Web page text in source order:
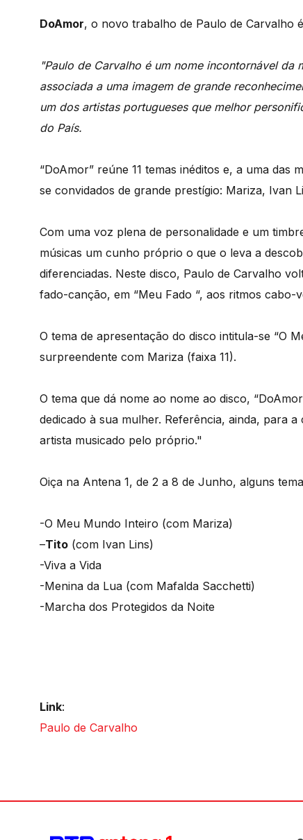
DoAmor, o novo trabalho de Paulo de Carvalho
"Paulo de Carvalho é um nome incontornável da
associada a uma imagem de grande
um dos artistas portugueses que melhor
do País.
“DoAmor” reúne 11 temas inéditos e, a uma
se convidados de grande prestígio: Mariza, Ivan
Com uma voz plena de personalidade e um
músicas um cunho próprio o que o leva a
diferenciadas. Neste disco, Paulo de Carvalho
fado-canção, em “Meu Fado “, aos ritmos cabo-
O tema de apresentação do disco intitula-se “O
surpreendente com Mariza (faixa 11).
O tema que dá nome ao nome ao disco,
dedicado à sua mulher. Referência, ainda, para
artista musicado pelo próprio."
Oiça na Antena 1, de 2 a 8 de Junho, alguns
-O Meu Mundo Inteiro (com Mariza)
–Tito (com Ivan Lins)
-Viva a Vida
-Menina da Lua (com Mafalda Sacchetti)
-Marcha dos Protegidos da Noite
Link:
Paulo de Carvalho